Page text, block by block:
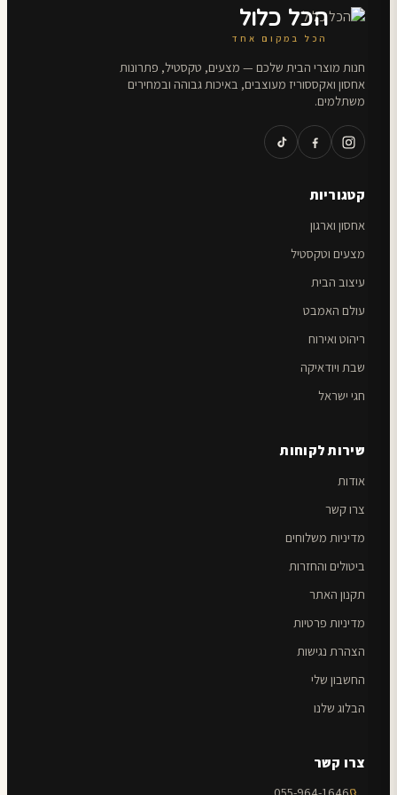
הכל כלול
הכל במקום אחד
חנות מוצרי הבית שלכם — מצעים, טקסטיל, פתרונות
אחסון ואקססוריז מעוצבים, באיכות גבוהה ובמחירים
משתלמים.
קטגוריות
אחסון וארגון
מצעים וטקסטיל
עיצוב הבית
עולם האמבט
ריהוט ואירוח
שבת ויודאיקה
חגי ישראל
שירות לקוחות
אודות
צרו קשר
מדיניות משלוחים
ביטולים והחזרות
תקנון האתר
מדיניות פרטיות
הצהרת נגישות
החשבון שלי
הבלוג שלנו
צרו קשר